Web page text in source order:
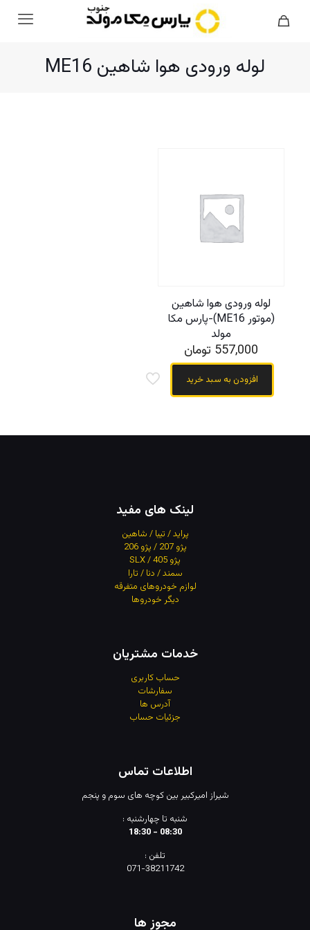
لوله ورودی هوا شاهین ME16
لوله ورودی هوا شاهین
(موتور ME16)-پارس مکا
مولد
557,000 تومان
افزودن به سبد خرید
لینک های مفید
پراید / تیبا / شاهین
پژو 207 / پژو 206
پژو 405 / SLX
سمند / دنا / تارا
لوازم خودروهای متفرقه
دیگر خودروها
خدمات مشتریان
حساب کاربری
سفارشات
آدرس ها
جزئیات حساب
اطلاعات تماس
شیراز امیرکبیر بین کوچه های سوم و پنجم
شنبه تا چهارشنبه :
08:30 - 18:30
تلفن :
071-38211742
مجوز ها